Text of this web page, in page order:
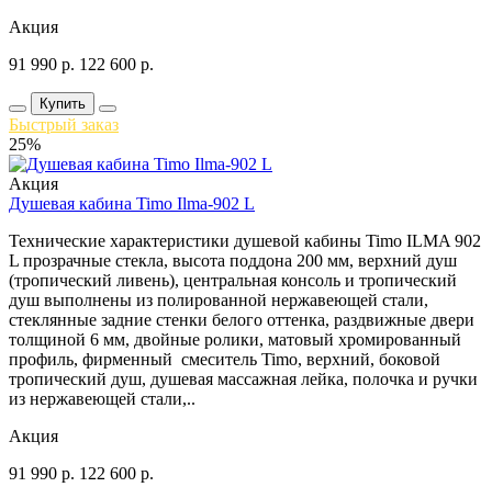
Акция
91 990 р. 122 600 р.
Купить
Быстрый заказ
25%
Акция
Душевая кабина Timo Ilma-902 L
Технические характеристики душевой кабины Timo ILMA 902
L прозрачные стекла, высота поддона 200 мм, верхний душ
(тропический ливень), центральная консоль и тропический
душ выполнены из полированной нержавеющей стали,
стеклянные задние стенки белого оттенка, раздвижные двери
толщиной 6 мм, двойные ролики, матовый хромированный
профиль, фирменный смеситель Timo, верхний, боковой
тропический душ, душевая массажная лейка, полочка и ручки
из нержавеющей стали,..
Акция
91 990 р. 122 600 р.